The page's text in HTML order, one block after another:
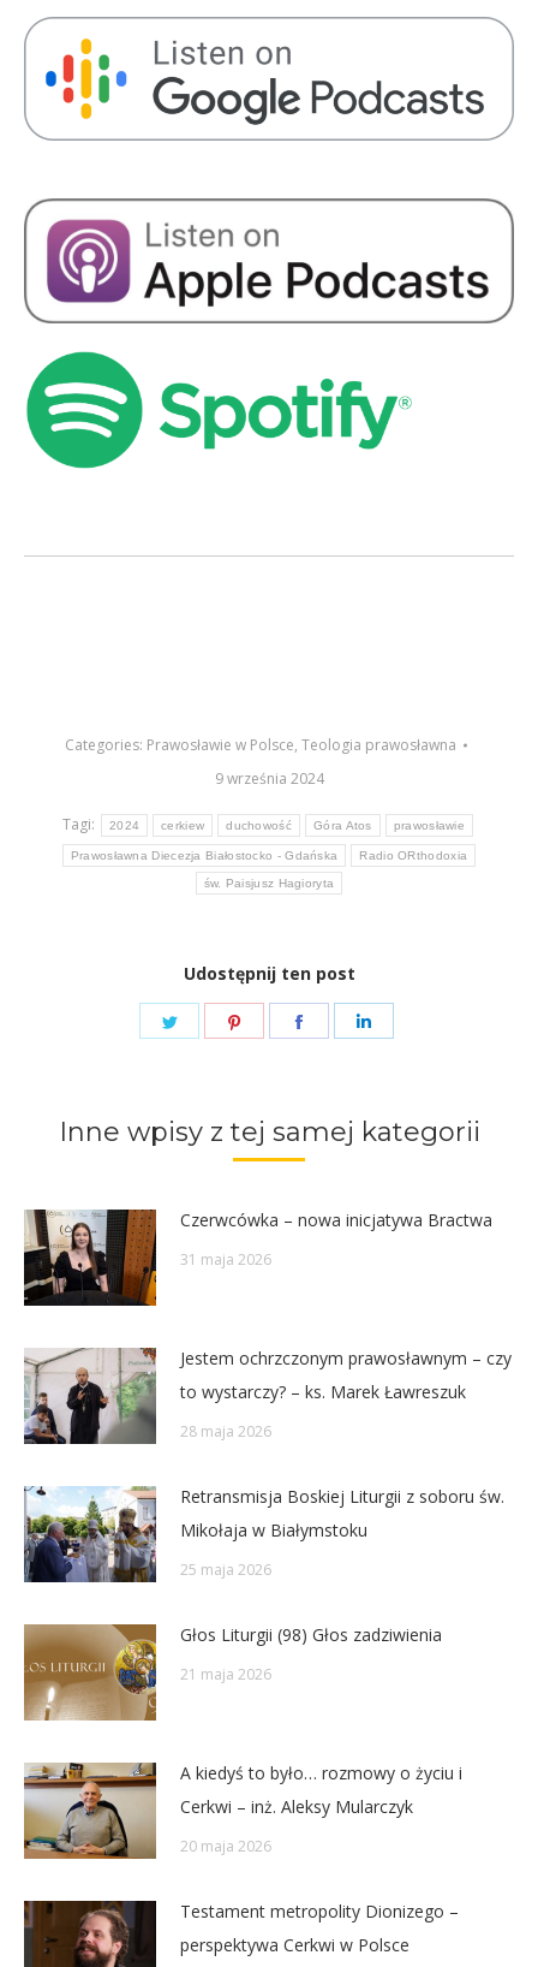
Categories: Prawosławie w Polsce, Teologia prawosławna
9 września 2024
Tagi: 2024 cerkiew duchowość Góra Atos prawosławie
Prawosławna Diecezja Białostocko - Gdańska Radio ORthodoxia
św. Paisjusz Hagioryta
Udostępnij ten post
Share
Share
Share
Inne wpisy z tej samej kategorii
Czerwcówka – nowa inicjatywa Bractwa
31 maja 2026
Jestem ochrzczonym prawosławnym – czy
to wystarczy? – ks. Marek Ławreszuk
28 maja 2026
Retransmisja Boskiej Liturgii z soboru św.
Mikołaja w Białymstoku
25 maja 2026
Głos Liturgii (98) Głos zadziwienia
21 maja 2026
A kiedyś to było… rozmowy o życiu i
Cerkwi – inż. Aleksy Mularczyk
20 maja 2026
Testament metropolity Dionizego –
perspektywa Cerkwi w Polsce